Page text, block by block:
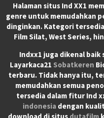
Halaman situs Ind XX1
genre untuk memudahkan
dinginkan. Kategori
Film Silat, West Series,
Indxx1 juga dikenal
Layarkaca21 Sobatkeren
terbaru. Tidak hanya itu,
memudahkan semua
tersedia dalam fitur Ind
indonesiadengan
download di situs dutafilm